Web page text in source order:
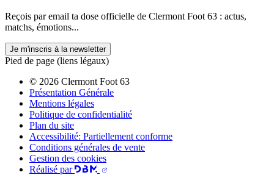
Reçois par email ta dose officielle de Clermont Foot 63 : actus,
matchs, émotions...
Je m'inscris à la newsletter
Pied de page (liens légaux)
© 2026 Clermont Foot 63
Présentation Générale
Mentions légales
Politique de confidentialité
Plan du site
Accessibilité: Partiellement conforme
Conditions générales de vente
Gestion des cookies
Réalisé par